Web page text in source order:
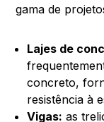
gama de
Lajes de
concreto,
resistência à
Vigas: as